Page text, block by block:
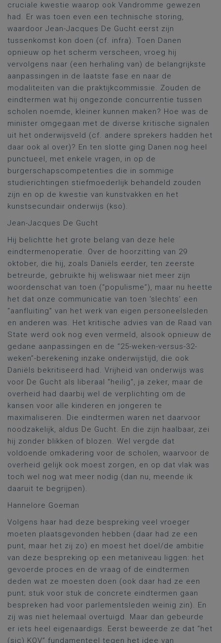
cruciale kwestie waarop ook Vandromme gewezen
had. Er was toen even een technische storing,
waardoor Jean-Jacques De Gucht eerst zijn
tussenkomst kon doen (cf. infra). Toen Danen
opnieuw op het scherm verscheen, vroeg hij
vervolgens naar (een herhaling van) de belangrijkste
aanpassingen in de laatste fase en naar de
modaliteiten van die praktijkcommissie. Zouden de
eindtermen wat hij ongezonde concurrentie tussen
scholen noemde, kleiner kunnen maken? Hoe was de
minister omgegaan met de diverse kritische signalen
uit het onderwijsveld (cf. andere sprekers hadden het
daar ook al over)? En ten slotte ging Danen nog heel
punctueel, met enkele vragen, in op de
burgerschapscompetenties die in sommige
studierichtingen stiefmoederlijk behandeld zouden
zijn en op de kwestie van kunstvakken en het
kunstsecundair onderwijs (kso).
Jean-Jacques De Gucht
Hij belichtte het grote belang van deze hele
eindtermenoperatie. Over de hoorzitting van 29
oktober, die hij, zoals Daniëls eerder, ten zeerste
betreurde, gebruikte hij weliswaar niet meer zijn
woordenschat van toen (“populisme”), maar nu heette
het dat onze communicatie van toen ‘slechts’ een
“aanfluiting” van het werk van eigen personeelsleden
en anderen was. Het kritische advies van de Raad van
State werd ook nog even vermeld, alsook opnieuw de
gedane aanpassingen en de “25-weken-versus-32-
weken”-berekening inzake onderwijstijd, die ook
Daniëls bekritiseerd had. Vrijheid van onderwijs was
voor De Gucht als liberaal “heilig”, ja zeker, maar de
overheid had daarbij wel de verplichting om de
kansen voor alle kinderen en jongeren te
maximaliseren. Die eindtermen waren net daarvoor
noodzakelijk, aldus De Gucht. En die zijn haalbaar, zei
hij zonder blikken of blozen. Wel vergde dat
voldoende omkadering voor de scholen, waarvoor de
overheid gelijk ook moest zorgen, en op dat vlak was
toch wel nog wat meer nodig (dan nu, meende ik
daaruit te begrijpen).
Hannelore Goeman
Volgens haar had deze bespreking veel vroeger
moeten plaatsgevonden hebben (daar had ze een
punt, maar het zij zo) en moest het doel/de ambitie
van deze bespreking op een metaniveau liggen: het
gevoerde proces en de vraag of de eindtermen
deden wat ze moesten doen (ook daar had ze een
punt; stuk voor stuk de concrete eindtermen gaan
bespreken had voor parlementsleden weinig zin). En
zij was niet helemaal overtuigd. Maar dan gebeurde
er iets heel eigenaardigs. Eerst beweerde ze dat “het
(sic) KOV” fundamenteel tegen het idee van